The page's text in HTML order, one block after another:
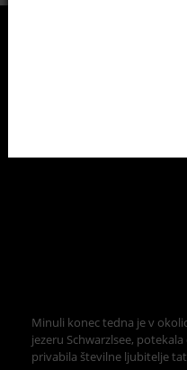
Minuli konec tedna je v
jezeru Schwarzlsee,
privabila številne ljubitelje